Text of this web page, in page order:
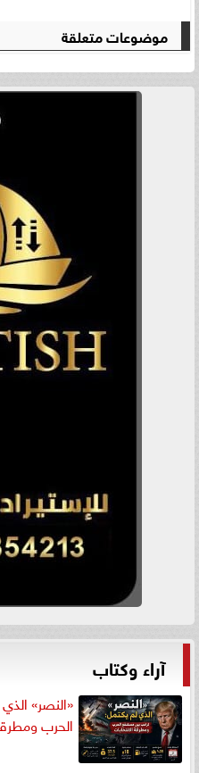
موضوعات متعلقة
آراء وكتاب
«النصر»
الحرب